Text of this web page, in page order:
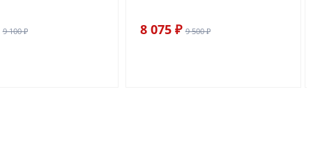
9 100 ₽ 8 075 ₽ 9 500 ₽